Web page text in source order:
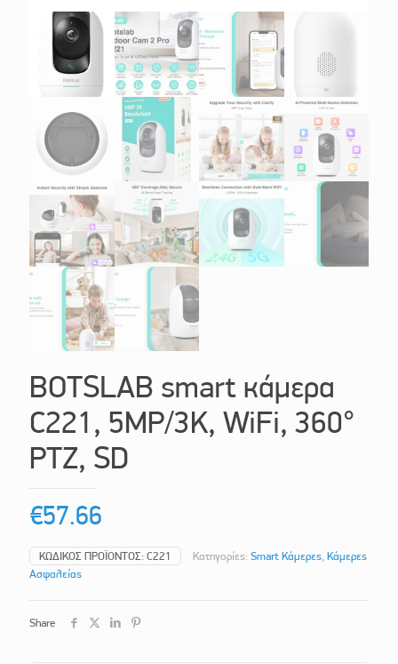
BOTSLAB smart κάμερα
C221, 5MP/3K, WiFi, 360°
PTZ, SD
€57.66
ΚΩΔΙΚΌΣ ΠΡΟΪΌΝΤΟΣ: C221 Κατηγορίες: Smart Κάμερες, Κάμερες
Ασφαλείας
Share